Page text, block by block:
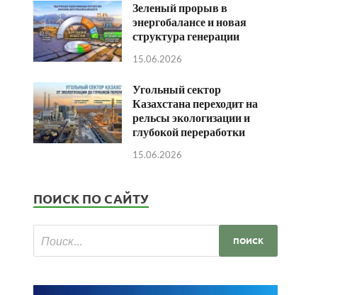
Зеленый прорыв в
энергобалансе и новая
структура генерации
15.06.2026
Угольный сектор
Казахстана переходит на
рельсы экологизации и
глубокой переработки
15.06.2026
ПОИСК ПО САЙТУ